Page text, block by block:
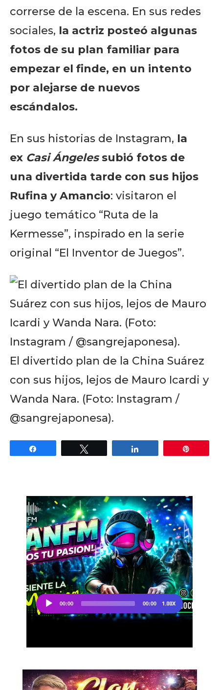
correrse de la escena. En sus redes
sociales, la actriz posteó algunas
fotos de su plan familiar para
empezar el finde, en un intento
por alejarse de nuevos
escándalos.
En sus historias de Instagram, la
ex Casi Ángelessubió fotos de
una divertida tarde con sus hijos
Rufina y Amancio: visitaron el
juego temático “Ruta de la
Kermesse”, inspirado en la serie
original “El Inventor de Juegos”.
El divertido plan de la China Suárez
con sus hijos, lejos de Mauro Icardi y
Wanda Nara. (Foto: Instagram /
@sangrejaponesa).